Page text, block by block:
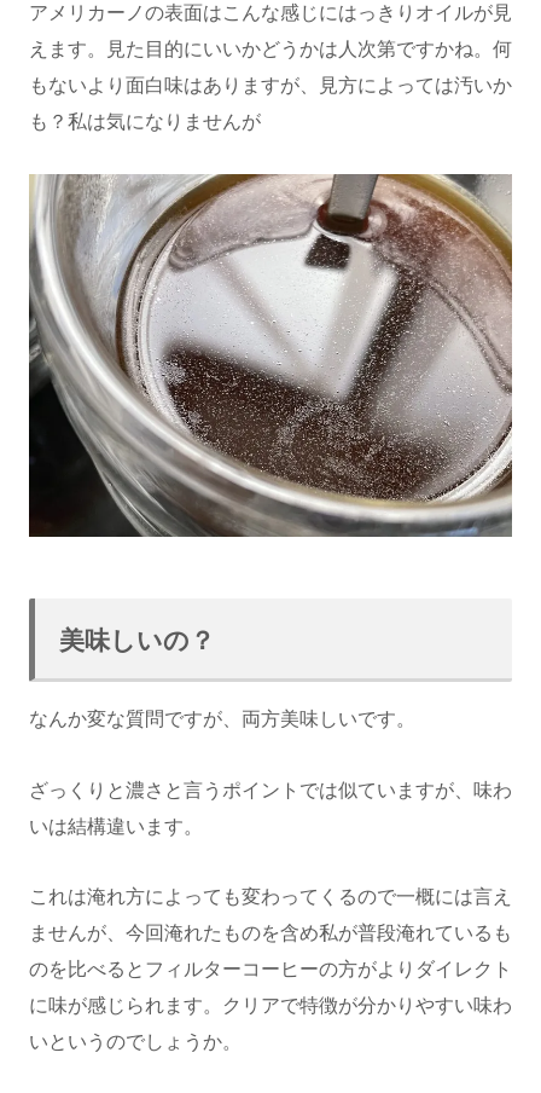
アメリカーノの表面はこんな感じにはっきりオイルが見
えます。見た目的にいいかどうかは人次第ですかね。何
もないより面白味はありますが、見方によっては汚いか
も？私は気になりませんが
美味しいの？
なんか変な質問ですが、両方美味しいです。
ざっくりと濃さと言うポイントでは似ていますが、味わ
いは結構違います。
これは淹れ方によっても変わってくるので一概には言え
ませんが、今回淹れたものを含め私が普段淹れているも
のを比べるとフィルターコーヒーの方がよりダイレクト
に味が感じられます。クリアで特徴が分かりやすい味わ
いというのでしょうか。